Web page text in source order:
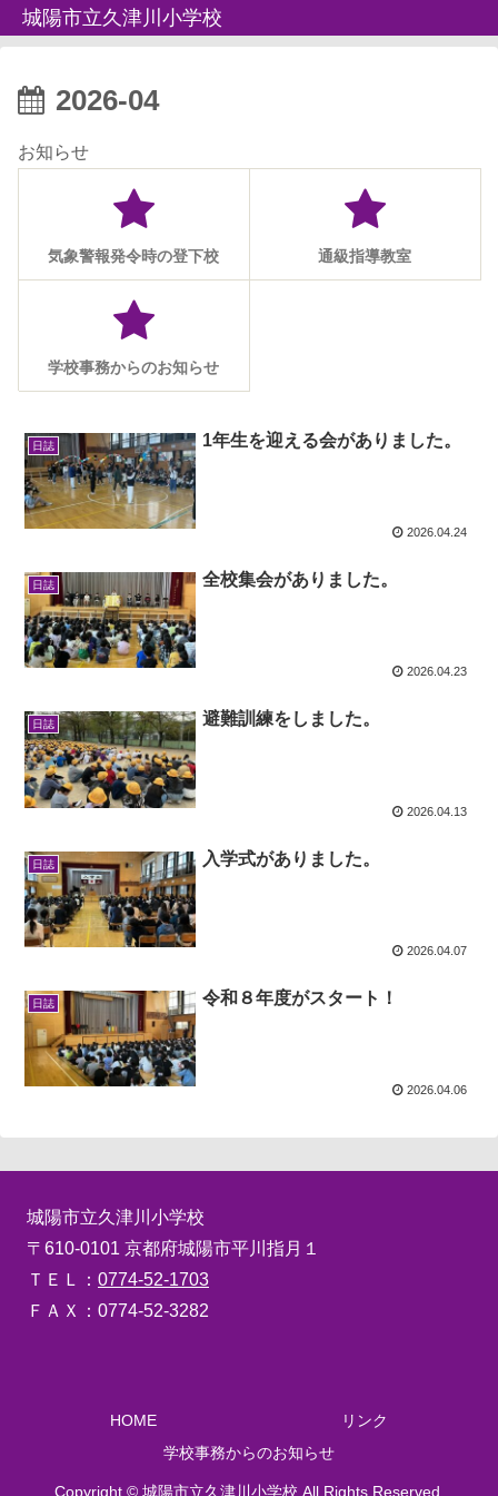
城陽市立久津川小学校
2026-04
お知らせ
気象警報発令時の登下校 通級指導教室
学校事務からのお知らせ
日誌 1年生を迎える会がありました。
2026.04.24
日誌 全校集会がありました。
2026.04.23
日誌 避難訓練をしました。
2026.04.13
日誌 入学式がありました。
2026.04.07
日誌 令和８年度がスタート！
2026.04.06
城陽市立久津川小学校
〒610-0101 京都府城陽市平川指月１
ＴＥＬ： 0774-52-1703
ＦＡＸ：0774-52-3282
HOME
リンク
学校事務からのお知らせ
Copyright © 城陽市立久津川小学校 All Rights Reserved.